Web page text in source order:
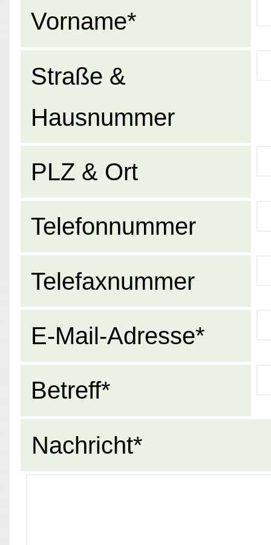
Vorname*
Straße &
Hausnummer
PLZ & Ort
Telefonnummer
Telefaxnummer
E-Mail-Adresse*
Betreff*
Nachricht*